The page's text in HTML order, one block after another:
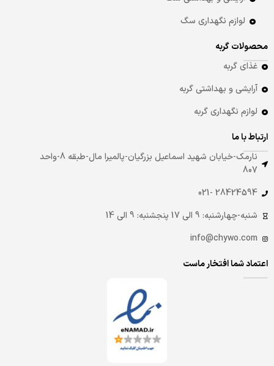
لوازم نگهداری سگ
محصولات گربه
غذای گربه
آرایشی و بهداشتی گربه
لوازم نگهداری گربه
ارتباط با ما
نارمک-خیابان شهید اسماعیل بزرگیان-پالمیرا مال-طبقه 8-واحد
807
28424594 -021
شنبه-چهارشنبه: 9 الی 17 پنجشنبه: 9 الی 14
info@chywo.com
اعتماد شما افتخار ماست